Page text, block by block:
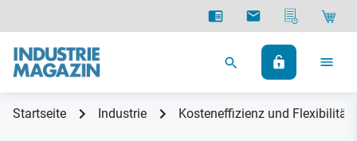
Startseite Industrie Kosteneffizienz und Flexibilität